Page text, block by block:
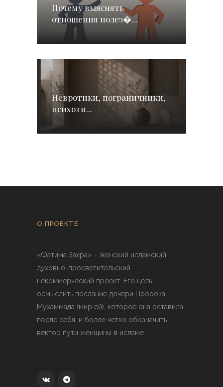
Почему выяснять
отношения полез�...
Невротики, пограничники,
психоти...
О ПРОЕКТЕ
«Фатима Захра» – женский исламский
духовно-просветительский
некоммерческий проект. Его цель –
осмыслить послание дочери Пророка
Мухаммада (мир ей), которое она оставила
после себя, и более чётко обозначить
вектор пути женщины в исламе.